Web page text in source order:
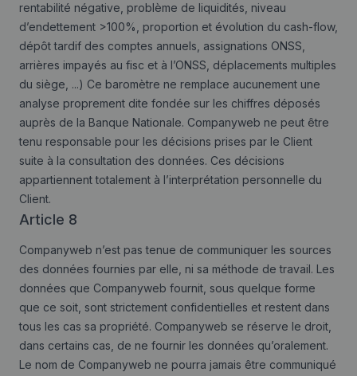
rentabilité négative, problème de liquidités, niveau
d’endettement >100%, proportion et évolution du cash-flow,
dépôt tardif des comptes annuels, assignations ONSS,
arrières impayés au fisc et à l’ONSS, déplacements multiples
du siège, ...) Ce baromètre ne remplace aucunement une
analyse proprement dite fondée sur les chiffres déposés
auprès de la Banque Nationale. Companyweb ne peut être
tenu responsable pour les décisions prises par le Client
suite à la consultation des données. Ces décisions
appartiennent totalement à l’interprétation personnelle du
Client.
Article 8
Companyweb n’est pas tenue de communiquer les sources
des données fournies par elle, ni sa méthode de travail. Les
données que Companyweb fournit, sous quelque forme
que ce soit, sont strictement confidentielles et restent dans
tous les cas sa propriété. Companyweb se réserve le droit,
dans certains cas, de ne fournir les données qu’oralement.
Le nom de Companyweb ne pourra jamais être communiqué